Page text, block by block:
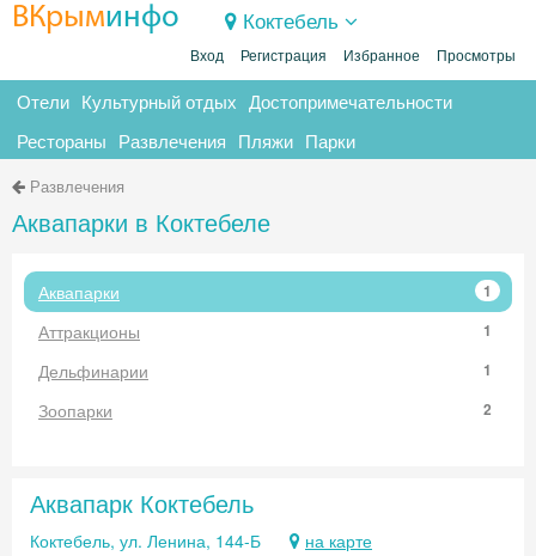
ВКрыминфо Коктебель
Вход Регистрация Избранное Просмотры
Отели Культурный отдых Достопримечательности
Рестораны Развлечения Пляжи Парки
Развлечения
Аквапарки в Коктебеле
Аквапарки 1
Аттракционы 1
Дельфинарии 1
Зоопарки 2
Аквапарк Коктебель
Коктебель, ул. Ленина, 144-Б на карте